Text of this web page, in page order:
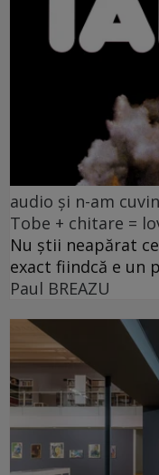
audio și n-am
Tobe + chitare =
Nu știi neapărat
exact fiindcă e un
Paul BREAZU